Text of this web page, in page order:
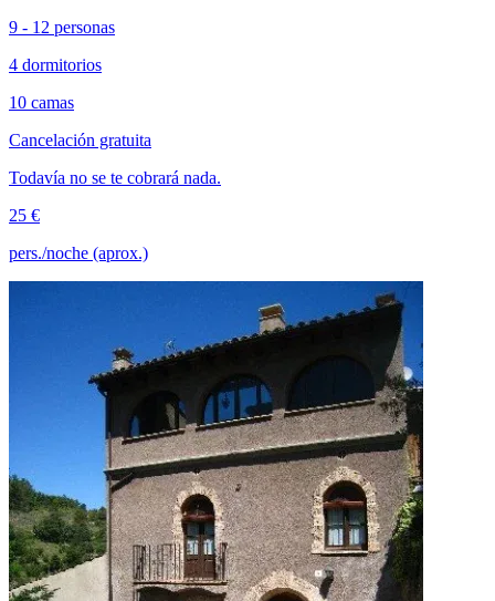
9 - 12 personas
4 dormitorios
10 camas
Cancelación gratuita
Todavía no se te cobrará nada.
25 €
pers./noche (aprox.)